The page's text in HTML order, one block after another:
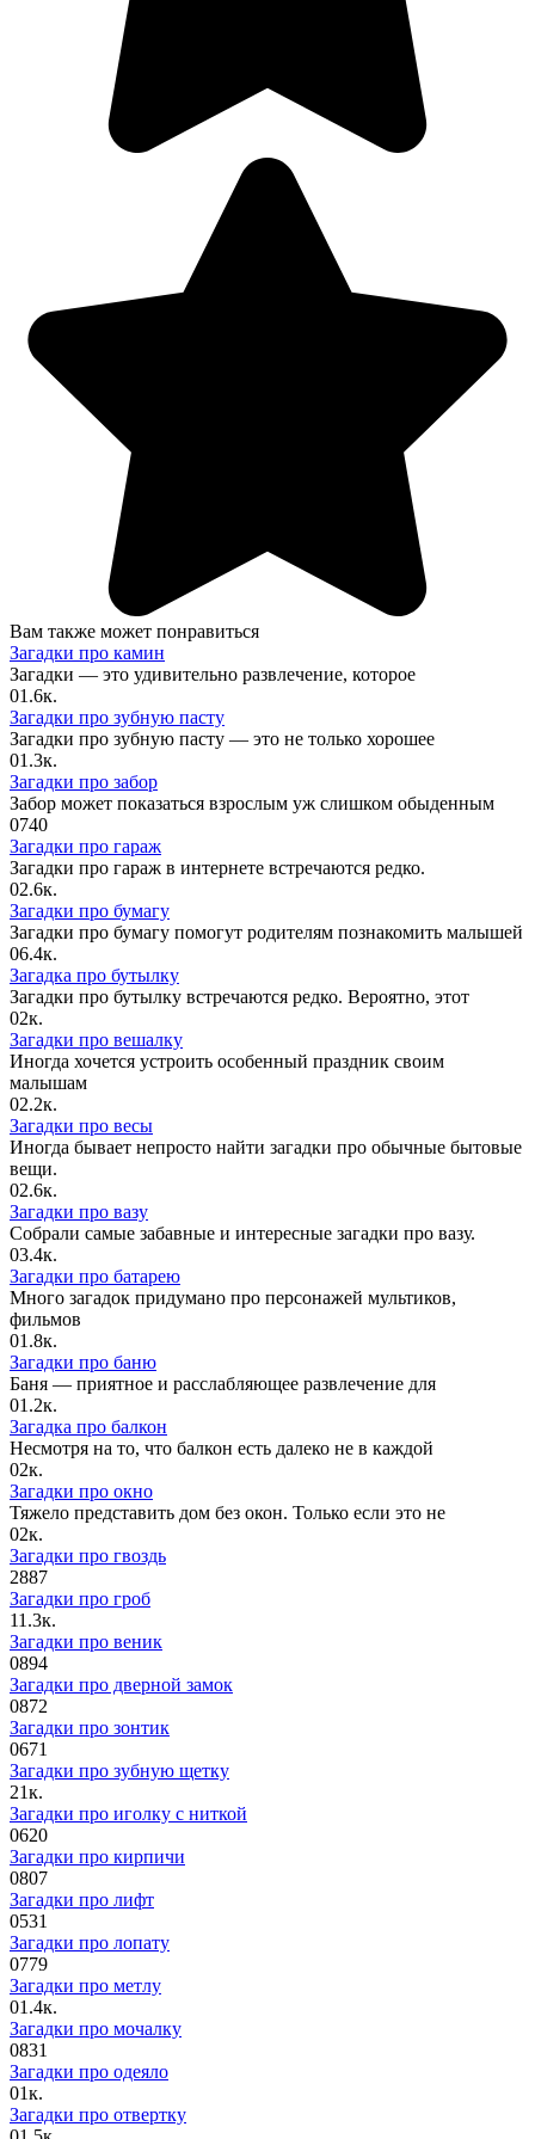
Вам также может понравиться
Загадки про камин
Загадки — это удивительно развлечение, которое
01.6к.
Загадки про зубную пасту
Загадки про зубную пасту — это не только хорошее
01.3к.
Загадки про забор
Забор может показаться взрослым уж слишком обыденным
0740
Загадки про гараж
Загадки про гараж в интернете встречаются редко.
02.6к.
Загадки про бумагу
Загадки про бумагу помогут родителям познакомить малышей
06.4к.
Загадка про бутылку
Загадки про бутылку встречаются редко. Вероятно, этот
02к.
Загадки про вешалку
Иногда хочется устроить особенный праздник своим
малышам
02.2к.
Загадки про весы
Иногда бывает непросто найти загадки про обычные бытовые
вещи.
02.6к.
Загадки про вазу
Собрали самые забавные и интересные загадки про вазу.
03.4к.
Загадки про батарею
Много загадок придумано про персонажей мультиков,
фильмов
01.8к.
Загадки про баню
Баня — приятное и расслабляющее развлечение для
01.2к.
Загадка про балкон
Несмотря на то, что балкон есть далеко не в каждой
02к.
Загадки про окно
Тяжело представить дом без окон. Только если это не
02к.
Загадки про гвоздь
2887
Загадки про гроб
11.3к.
Загадки про веник
0894
Загадки про дверной замок
0872
Загадки про зонтик
0671
Загадки про зубную щетку
21к.
Загадки про иголку с ниткой
0620
Загадки про кирпичи
0807
Загадки про лифт
0531
Загадки про лопату
0779
Загадки про метлу
01.4к.
Загадки про мочалку
0831
Загадки про одеяло
01к.
Загадки про отвертку